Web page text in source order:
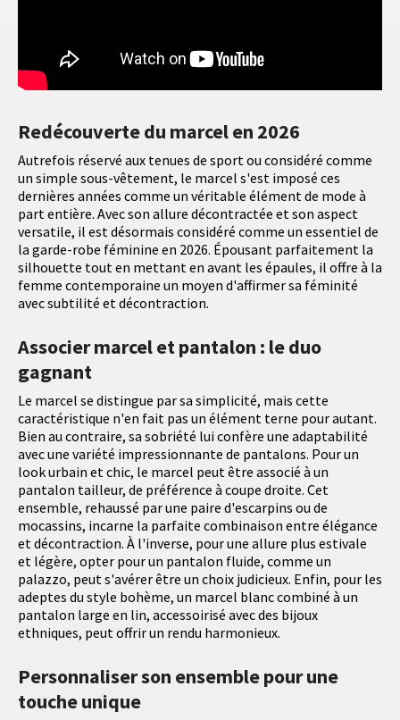
Redécouverte du marcel en 2026
Autrefois réservé aux tenues de sport ou considéré comme
un simple sous-vêtement, le marcel s'est imposé ces
dernières années comme un véritable élément de mode à
part entière. Avec son allure décontractée et son aspect
versatile, il est désormais considéré comme un essentiel de
la garde-robe féminine en 2026. Épousant parfaitement la
silhouette tout en mettant en avant les épaules, il offre à la
femme contemporaine un moyen d'affirmer sa féminité
avec subtilité et décontraction.
Associer marcel et pantalon : le duo
gagnant
Le marcel se distingue par sa simplicité, mais cette
caractéristique n'en fait pas un élément terne pour autant.
Bien au contraire, sa sobriété lui confère une adaptabilité
avec une variété impressionnante de pantalons. Pour un
look urbain et chic, le marcel peut être associé à un
pantalon tailleur, de préférence à coupe droite. Cet
ensemble, rehaussé par une paire d'escarpins ou de
mocassins, incarne la parfaite combinaison entre élégance
et décontraction. À l'inverse, pour une allure plus estivale
et légère, opter pour un pantalon fluide, comme un
palazzo, peut s'avérer être un choix judicieux. Enfin, pour les
adeptes du style bohème, un marcel blanc combiné à un
pantalon large en lin, accessoirisé avec des bijoux
ethniques, peut offrir un rendu harmonieux.
Personnaliser son ensemble pour une
touche unique